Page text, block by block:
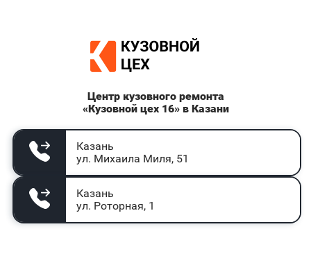
Центр кузовного ремонта
«Кузовной цех 16» в Казани
Казань
ул. Михаила Миля, 51
Казань
ул. Роторная, 1